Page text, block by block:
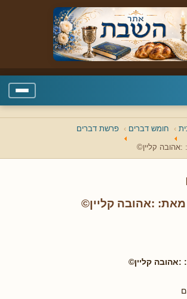
חומש דברים פרשת דברים
:אהובה קליין©
מאת: :אהובה קליין©
:אהובה קליין©